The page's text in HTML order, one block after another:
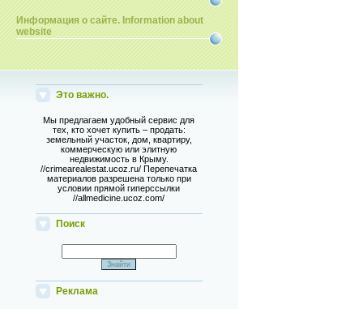
Информация о сайте. Information about
website
Это важно.
Мы предлагаем удобный сервис для
тех, кто хочет купить – продать:
земельный участок, дом, квартиру,
коммерческую или элитную
недвижимость в Крыму.
//crimearealestat.ucoz.ru/ Перепечатка
материалов разрешена только при
условии прямой гиперссылки
//allmedicine.ucoz.com/
Поиск
Реклама